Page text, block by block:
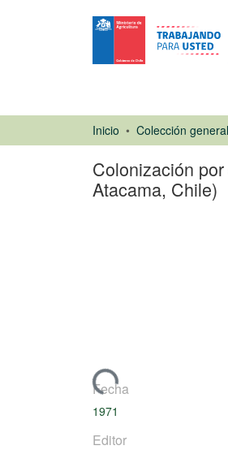
Inicio Colección general
Colonización
Atacama, Chile)
Cargando...
Fecha
1971
Editor